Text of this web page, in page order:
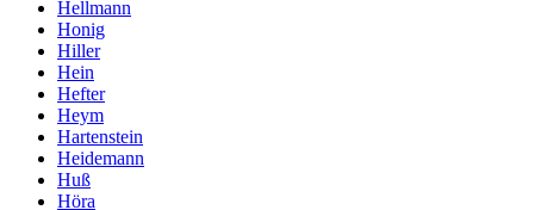
Hellmann
Honig
Hiller
Hein
Hefter
Heym
Hartenstein
Heidemann
Huß
Höra